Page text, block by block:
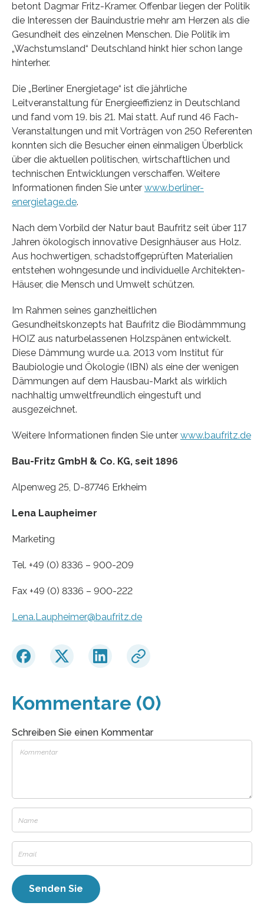
betont Dagmar Fritz-Kramer. Offenbar liegen der Politik
die Interessen der Bauindustrie mehr am Herzen als die
Gesundheit des einzelnen Menschen. Die Politik im
„Wachstumsland“ Deutschland hinkt hier schon lange
hinterher.
Die „Berliner Energietage“ ist die jährliche
Leitveranstaltung für Energieeffizienz in Deutschland
und fand vom 19. bis 21. Mai statt. Auf rund 46 Fach-
Veranstaltungen und mit Vorträgen von 250 Referenten
konnten sich die Besucher einen einmaligen Überblick
über die aktuellen politischen, wirtschaftlichen und
technischen Entwicklungen verschaffen. Weitere
Informationen finden Sie unter www.berliner-
energietage.de.
Nach dem Vorbild der Natur baut Baufritz seit über 117
Jahren ökologisch innovative Designhäuser aus Holz.
Aus hochwertigen, schadstoffgeprüften Materialien
entstehen wohngesunde und individuelle Architekten-
Häuser, die Mensch und Umwelt schützen.
Im Rahmen seines ganzheitlichen
Gesundheitskonzepts hat Baufritz die Biodämmmung
HOIZ aus naturbelassenen Holzspänen entwickelt.
Diese Dämmung wurde u.a. 2013 vom Institut für
Baubiologie und Ökologie (IBN) als eine der wenigen
Dämmungen auf dem Hausbau-Markt als wirklich
nachhaltig umweltfreundlich eingestuft und
ausgezeichnet.
Weitere Informationen finden Sie unter www.baufritz.de
Bau-Fritz GmbH & Co. KG, seit 1896
Alpenweg 25, D-87746 Erkheim
Lena Laupheimer
Marketing
Tel. +49 (0) 8336 – 900-209
Fax +49 (0) 8336 – 900-222
Lena.Laupheimer@baufritz.de
Kommentare (0)
Schreiben Sie einen Kommentar